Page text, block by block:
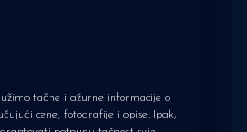
tačne i ažurne informacije o
cene, fotografije i opise. Ipak,